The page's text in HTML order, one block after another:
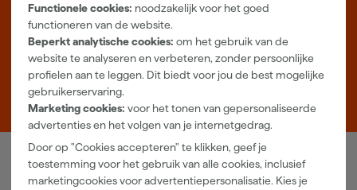
Functionele cookies: noodzakelijk voor het goed
functioneren van de website.
Beperkt analytische cookies: om het gebruik van de
website te analyseren en verbeteren, zonder persoonlijke
profielen aan te leggen. Dit biedt voor jou de best mogelijke
gebruikerservaring.
Marketing cookies: voor het tonen van gepersonaliseerde
advertenties en het volgen van je internetgedrag.
Door op "Cookies accepteren" te klikken, geef je
toestemming voor het gebruik van alle cookies, inclusief
marketingcookies voor advertentiepersonalisatie. Kies je
Openingstijden
Maandag t/m vrijdag 08:00 - 18:00
Zaterdag 08:00 - 16:00
Zevenheuvelenweg 25
5048 AN Tilburg
Verfwebwinkel